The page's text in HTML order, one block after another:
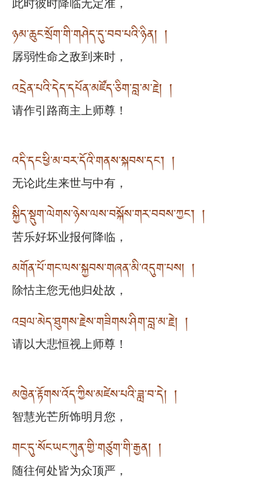
此时彼时降临无定准，
ཉམ་ཆུང་སྲོག་གི་གཤེད་དུ་བབ་པའི་ཉིན། །
孱弱性命之敌到来时，
འདྲེན་པའི་དེད་དཔོན་མཛོད་ཅིག་བླ་མ་རྗེ། །
请作引路商主上师尊！
འདི་དང་ཕྱི་མ་བར་དོའི་གནས་སྐབས་དང་། །
无论此生来世与中有，
སྐྱིད་སྡུག་ལེགས་ཉེས་ལས་བསྐོས་གར་བབས་ཀྱང་། །
苦乐好坏业报何降临，
མགོན་པོ་གང་ལས་སྐྱབས་གཞན་མི་འདུག་པས། །
除怙主您无他归处故，
འབྲལ་མེད་ཐུགས་རྗེས་གཟིགས་ཤིག་བླ་མ་རྗེ། །
请以大悲恒视上师尊！
མཁྱེན་རྟོགས་འོད་ཀྱིས་མཛེས་པའི་ཟླ་བ་དེ། །
智慧光芒所饰明月您，
གང་དུ་སོང་ཡང་ཀུན་གྱི་གཙུག་གི་རྒྱན། །
随往何处皆为众顶严，